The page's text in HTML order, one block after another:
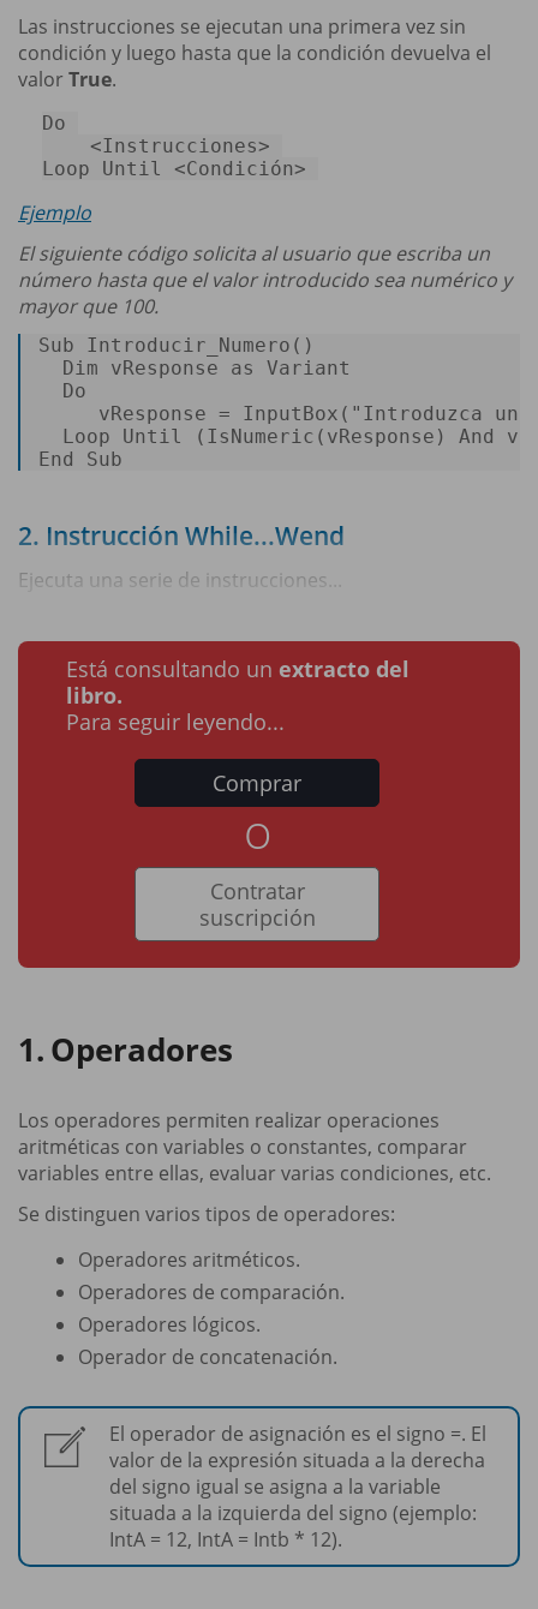
Las instrucciones se ejecutan una primera vez sin
condición y luego hasta que la condición devuelva el
valor True.
Do
Loop
Until <Condición>
Ejemplo
El siguiente código solicita al usuario que escriba un
número hasta que el valor introducido sea numérico y
mayor que 100.
Sub Introducir_Numero ()
Dim vResponse as
Variant
Do
vResponse = InputBox( "Introduzca un
Loop Until ( IsNumeric(vResponse ) And
End Sub
2. Instrucción While...Wend
Ejecuta una serie de instrucciones...
Está consultando un extracto del
libro.
Para seguir leyendo...
Comprar
o
Contratar
suscripción
Operadores
Los operadores permiten realizar operaciones
aritméticas con variables o constantes, comparar
variables entre ellas, evaluar varias condiciones, etc.
Se distinguen varios tipos de operadores:
Operadores aritméticos.
Operadores de comparación.
Operadores lógicos.
Operador de concatenación.
El operador de asignación es el signo =. El
valor de la expresión situada a la derecha
del signo igual se asigna a la variable
situada a la izquierda del signo (ejemplo:
IntA = 12, IntA = Intb * 12).